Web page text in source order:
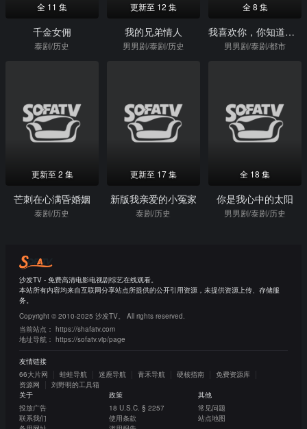
全 11 集
千金女佣
泰剧/历史
更新至 12 集
我的兄弟情人
男男剧/泰剧/历史
全 8 集
我喜欢你，你知道吗？
男男剧/泰剧/都市
更新至 2 集
芒刺在心满昏婚姻
泰剧/历史
更新至 17 集
新版我亲爱的小冤家
泰剧/历史
全 18 集
你是我心中的太阳
男男剧/泰剧/历史
沙发TV - 免费高清电影电视剧综艺在线观看。
本站所有内容均来自互联网分享站点所提供的公开引用资源，未提供资源上传、存储服
务。
Copyright © 2010-2025 沙发TV。 All rights reserved.
当前站点： https://shafatv.com
地址导航： https://sofatv.vip/page
友情链接
66大片网
蛙蛙导航 迷鹿导航 青禾导航 硬核指南
免费资源库
资源网
刘野明的工具箱
关于
投放广告
联系我们
政策
18 U.S.C. § 2257
使用条款
其他
常见问题
站点地图